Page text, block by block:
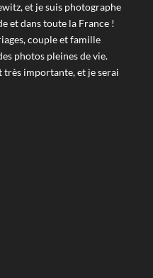
et je suis photographe
et dans toute la France !
couple et famille
photos pleines de vie.
très importante, et je serai